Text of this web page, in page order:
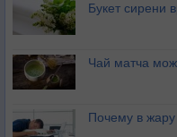
Букет сирени
Чай матча
Почему в жару